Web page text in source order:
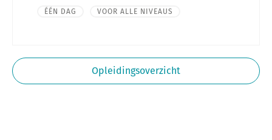
Opleidingsoverzicht
ÉÉN DAG VOOR ALLE NIVEAUS